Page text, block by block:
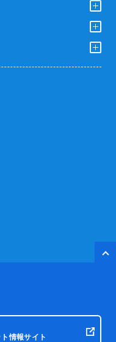
情報サイト